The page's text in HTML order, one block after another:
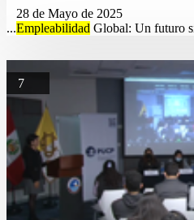
28 de Mayo de 2025
...Empleabilidad Global: Un futuro
7